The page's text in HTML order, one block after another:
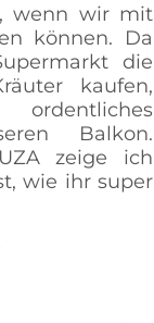
wenn wir mit
können. Da
die
kaufen,
Balkon.
zeige ich
wie ihr super